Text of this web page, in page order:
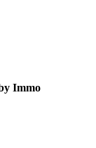
Immo